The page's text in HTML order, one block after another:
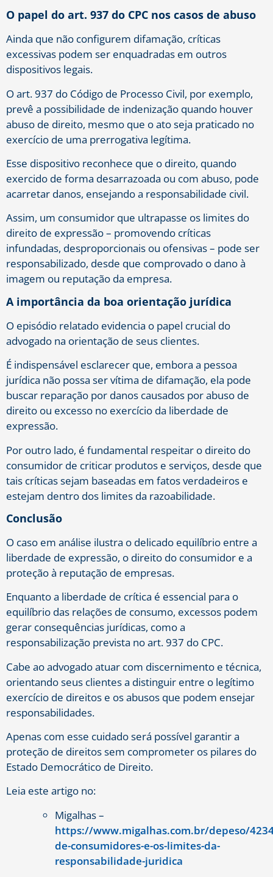
O papel do art. 937 do CPC nos casos de abuso
Ainda que não configurem difamação, críticas
excessivas podem ser enquadradas em outros
dispositivos legais.
O art. 937 do Código de Processo Civil, por exemplo,
prevê a possibilidade de indenização quando houver
abuso de direito, mesmo que o ato seja praticado no
exercício de uma prerrogativa legítima.
Esse dispositivo reconhece que o direito, quando
exercido de forma desarrazoada ou com abuso, pode
acarretar danos, ensejando a responsabilidade civil.
Assim, um consumidor que ultrapasse os limites do
direito de expressão – promovendo críticas
infundadas, desproporcionais ou ofensivas – pode ser
responsabilizado, desde que comprovado o dano à
imagem ou reputação da empresa.
A importância da boa orientação jurídica
O episódio relatado evidencia o papel crucial do
advogado na orientação de seus clientes.
É indispensável esclarecer que, embora a pessoa
jurídica não possa ser vítima de difamação, ela pode
buscar reparação por danos causados por abuso de
direito ou excesso no exercício da liberdade de
expressão.
Por outro lado, é fundamental respeitar o direito do
consumidor de criticar produtos e serviços, desde que
tais críticas sejam baseadas em fatos verdadeiros e
estejam dentro dos limites da razoabilidade.
Conclusão
O caso em análise ilustra o delicado equilíbrio entre a
liberdade de expressão, o direito do consumidor e a
proteção à reputação de empresas.
Enquanto a liberdade de crítica é essencial para o
equilíbrio das relações de consumo, excessos podem
gerar consequências jurídicas, como a
responsabilização prevista no art. 937 do CPC.
Cabe ao advogado atuar com discernimento e técnica,
orientando seus clientes a distinguir entre o legítimo
exercício de direitos e os abusos que podem ensejar
responsabilidades.
Apenas com esse cuidado será possível garantir a
proteção de direitos sem comprometer os pilares do
Estado Democrático de Direito.
Leia este artigo no:
Migalhas –
https://www.migalhas.com.br/depeso/
de-consumidores-e-os-limites-da-
responsabilidade-juridica